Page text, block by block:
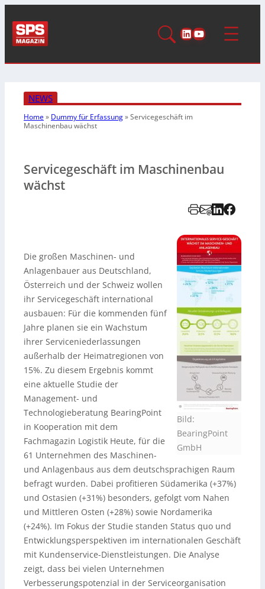
LinkedIn
YouTube
NEWS
Home» Dummy für Erfassung»Servicegeschäft im
Maschinenbau wächst
Servicegeschäft im Maschinenbau
wächst
Bild:
BearingPoint
GmbH
Die großen Maschinen- und
Anlagenbauer aus Deutschland,
Österreich und der Schweiz wollen
ihr Servicegeschäft international
ausbauen: Für die kommenden fünf
Jahre planen sie ein Wachstum
ihrer Serviceniederlassungen
außerhalb der Heimatregionen von
15%. Zu diesem Ergebnis kommt
eine aktuelle Studie der
Management- und
Technologieberatung BearingPoint
in Kooperation mit dem
Fachmagazin Logistik Heute, für die
61 Unternehmen des Maschinen-
und Anlagenbaus aus dem deutschsprachigen Raum
befragt wurden. Dabei profitieren Südamerika (+37%)
und Ostasien (+31%) besonders, gefolgt vom Nahen
und Mittleren Osten (+28%) sowie Nordamerika
(+24%). Im Fokus der Studie standen Status quo und
Entwicklungsperspektiven im internationalen Geschäft
mit Kundenservice-Dienstleistungen. Die Analyse
zeigt, dass bei vielen Unternehmen
Verbesserungspotenzial in der Serviceorganisation